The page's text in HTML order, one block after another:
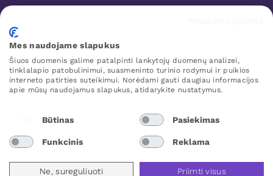
Klientų aptarnavimas
Mėgstamiausi
WOO ME
Mes naudojame slapukus
Šiuos duomenis galime patalpinti lankytojų duomenų analizei,
tinklalapio patobulinimui, suasmeninto turinio rodymui ir puikios
interneto patirties suteikimui. Norėdami gauti daugiau informacijos
apie mūsų naudojamus slapukus, atidarykite nustatymus.
Būtinas Pasiekimas
Funkcinis Reklama
Ne, sureguliuoti Priimti visus